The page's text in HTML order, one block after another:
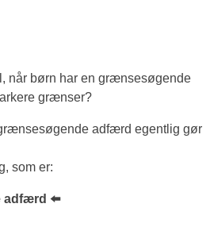
når børn har en grænsesøgende
grænser?
adfærd egentlig gør
som er:
adfærd ⬅️